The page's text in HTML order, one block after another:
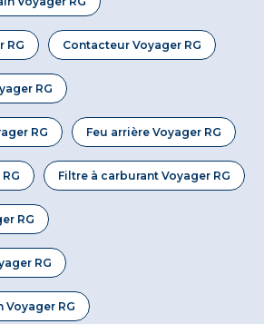
RG Contacteur Voyager RG
RG
RG Feu arrière Voyager RG
Filtre à carburant Voyager RG
RG
RG
RG